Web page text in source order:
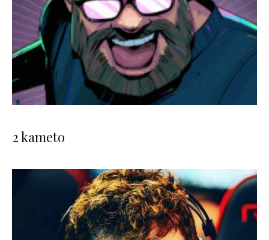
2 kameto